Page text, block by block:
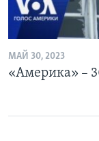
МАЙ 30, 2023
«Америка» –